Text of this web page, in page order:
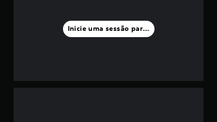
d
Inicie uma sessão para classificar